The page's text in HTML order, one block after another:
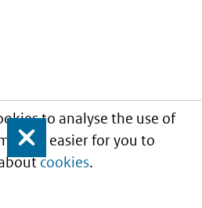
to analyse the use of
it easier for you to
cookies.
Close